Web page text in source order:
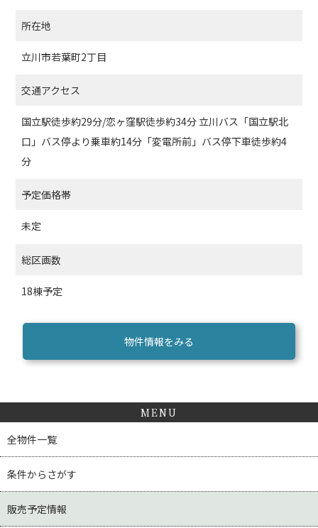
所在地
立川市若葉町2丁目
交通アクセス
国立駅徒歩約29分/恋ヶ窪駅徒歩約34分 立川バス「国立駅北
口」バス停より乗車約14分「変電所前」バス停下車徒歩約4
分
予定価格帯
未定
総区画数
18棟予定
物件情報をみる
MENU
全物件一覧
条件からさがす
販売予定情報